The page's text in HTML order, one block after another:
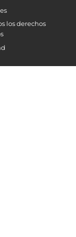
los derechos